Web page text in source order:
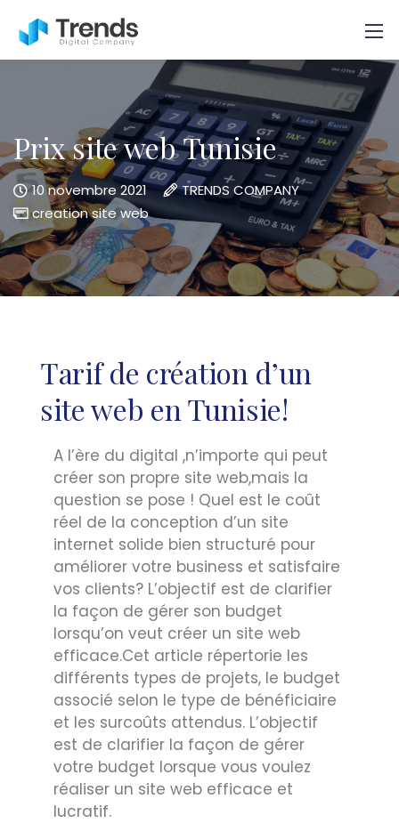
Prix site web Tunisie
10 novembre 2021
TRENDS COMPANY
creation site web
Tarif de création d’un
site web en Tunisie!
A l’ère du digital ,n’importe qui peut
créer son propre site web,mais la
question se pose ! Quel est le coût
réel de la conception d’un site
internet solide bien structuré pour
améliorer votre business et satisfaire
vos clients? L’objectif est de clarifier
la façon de gérer son budget
lorsqu’on veut créer un site web
efficace.Cet article répertorie les
différents types de projets, le budget
associé selon le type de bénéficiaire
et les surcoûts attendus. L’objectif
est de clarifier la façon de gérer
votre budget lorsque vous voulez
réaliser un site web efficace et
lucratif.